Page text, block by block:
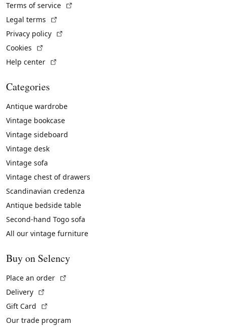
Terms of service
Legal terms
Privacy policy
Cookies
Help center
Categories
Antique wardrobe
Vintage bookcase
Vintage sideboard
Vintage desk
Vintage sofa
Vintage chest of drawers
Scandinavian credenza
Antique bedside table
Second-hand Togo sofa
All our vintage furniture
Buy on Selency
Place an order
Delivery
Gift Card
Our trade program